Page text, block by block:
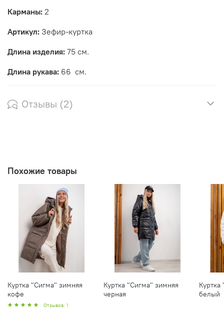
Карманы: 2
Артикул: Зефир-куртка
Длина изделия: 75 см.
Длина рукава: 66 см.
Отзывы (2)
Похожие товары
Куртка "Сигма" зимняя
кофе
Отзывов: 1
Куртка "Сигма" зимняя
черная
белый